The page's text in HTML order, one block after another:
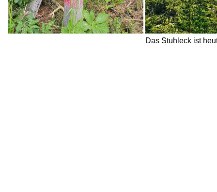
Das Stuhleck ist